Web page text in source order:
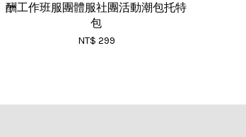
酬工作班服團體服社團活動潮包托特
包
NT$ 299